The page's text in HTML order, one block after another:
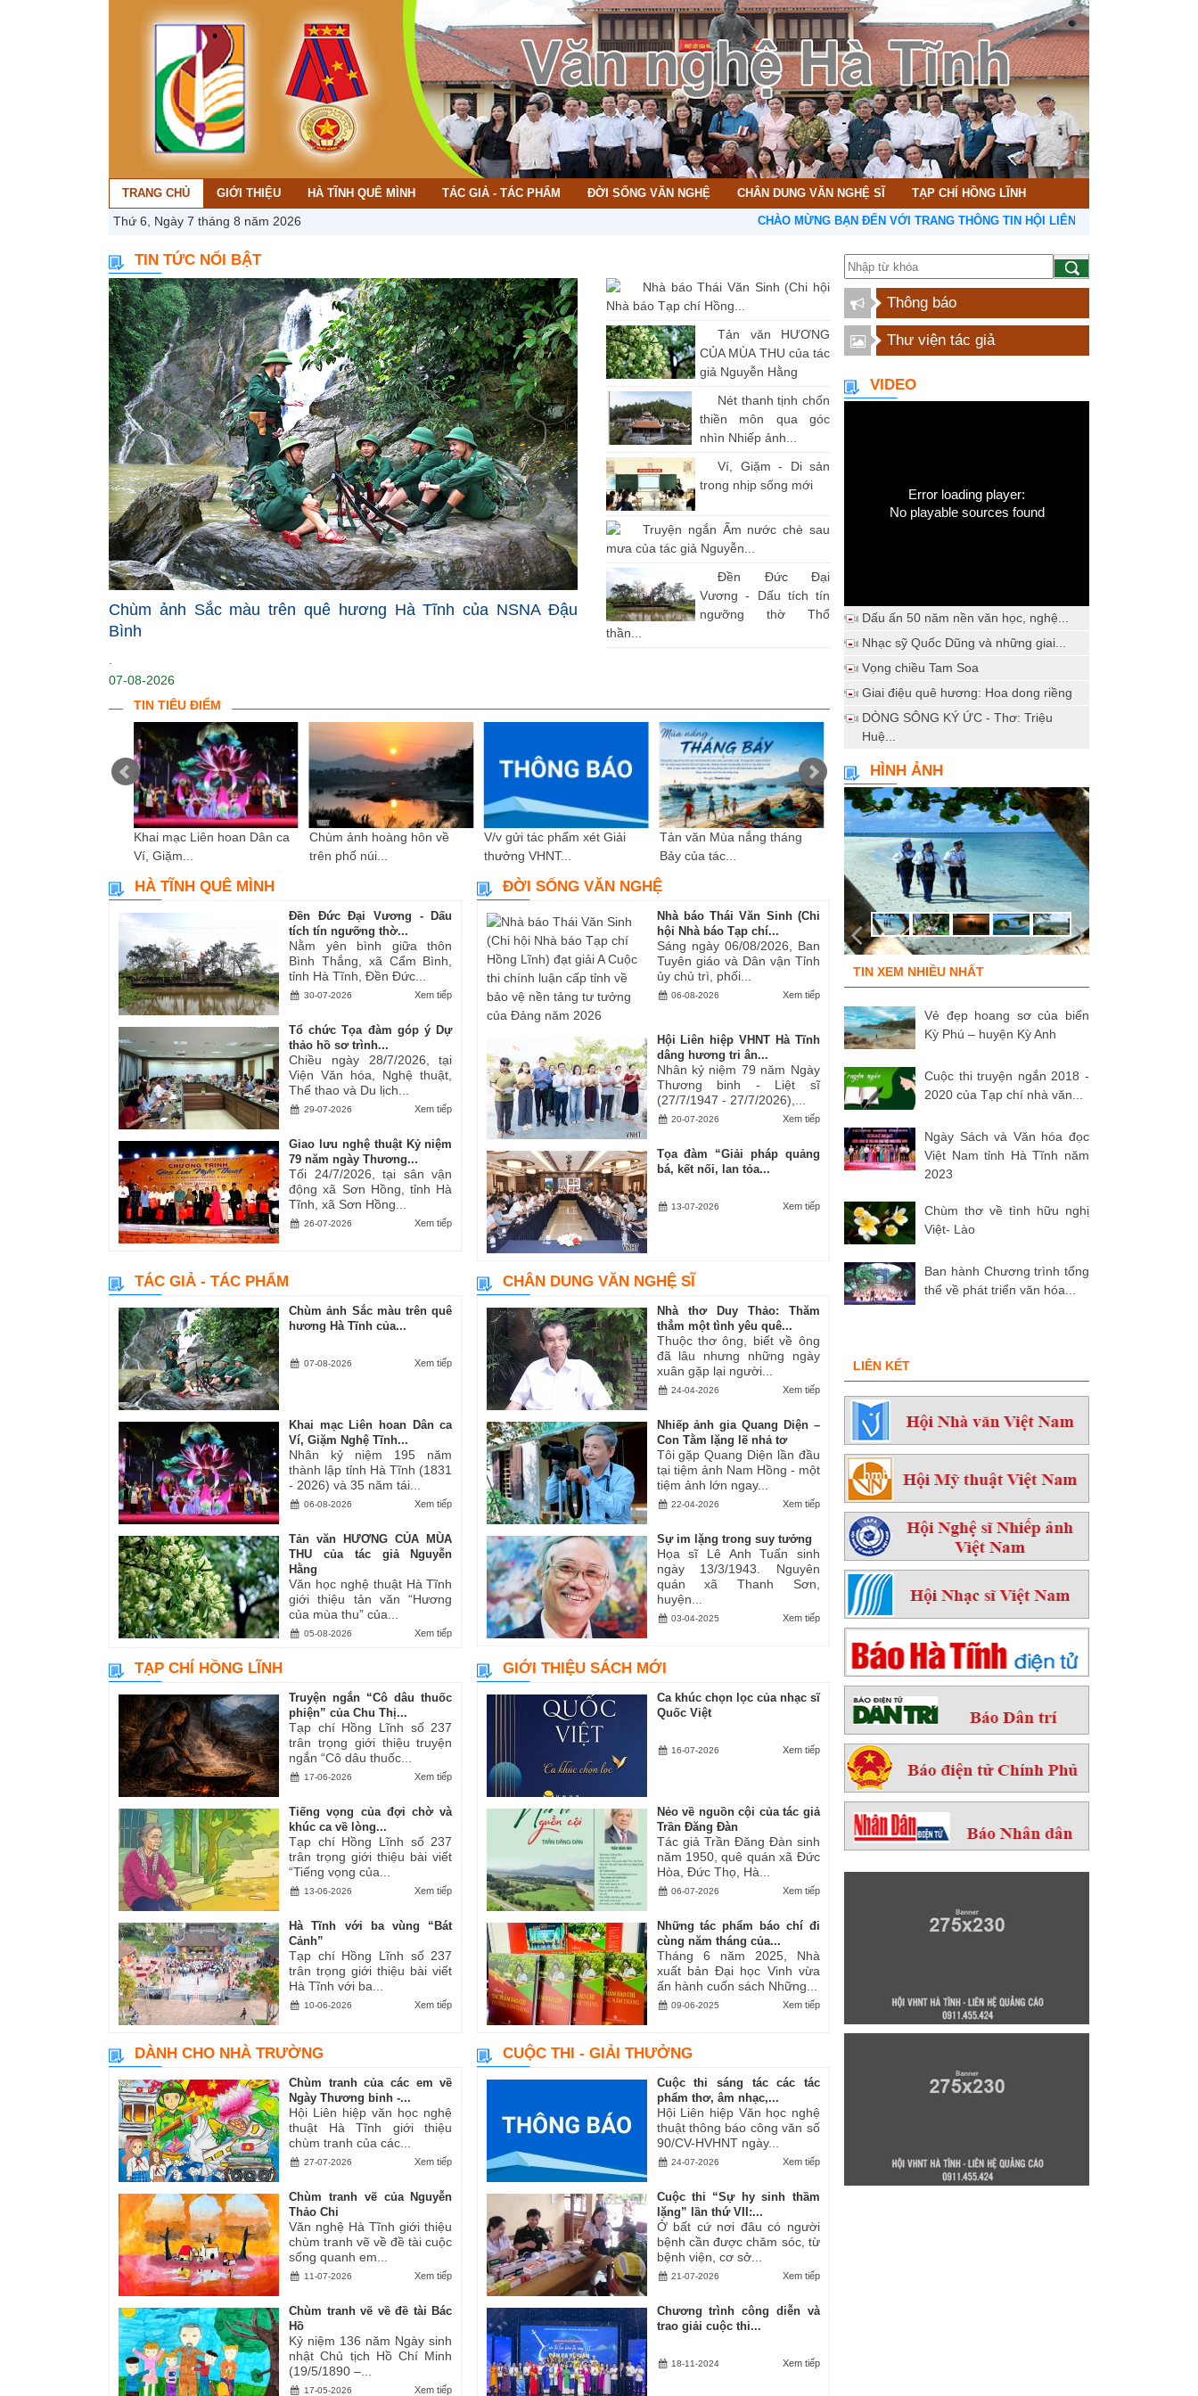
TRANG CHỦ GIỚI THIỆU HÀ TĨNH QUÊ MÌNH TÁC GIẢ - TÁC PHẨM ĐỜI SỐNG VĂN NGHỆ CHÂN DUNG VĂN NGHỆ SĨ TẠP CHÍ HỒNG LĨNH
Thứ 6, Ngày 7 tháng 8 năm 2026 CHÀO MỪNG BẠN ĐẾN VỚI TRANG THÔNG TIN HỘI LIÊN HIỆP VĂN HỌC NGHỆ
TIN TỨC NỔI BẬT
Chùm ảnh Sắc màu trên quê hương Hà Tĩnh của NSNA Đậu
Bình
.
07-08-2026
Nhà báo Thái Văn Sinh (Chi hội
Nhà báo Tạp chí Hồng...
Tản văn HƯƠNG
CỦA MÙA THU của tác
giả Nguyễn Hằng
Nét thanh tịnh chốn
thiền môn qua góc
nhìn Nhiếp ảnh...
Ví, Giặm - Di sản
trong nhịp sống mới
Truyện ngắn Ấm nước chè sau
mưa của tác giả Nguyễn...
Đền Đức Đại
Vương - Dấu tích tín
ngưỡng thờ Thổ
thần...
TIN TIÊU ĐIỂM
Khai mạc Liên hoan Dân ca
Ví, Giặm...
Chùm ảnh hoàng hôn về
trên phố núi...
V/v gửi tác phẩm xét Giải
thưởng VHNT...
Tản văn Mùa nắng tháng
Bảy của tác...
Chùm ảnh “Kéo lưới rùng”
của NSNA...
ĐỒNG ĐỘI ƠI, CÁC ANH ĐÃ
TRỞ VỀ!
HÀ TĨNH QUÊ MÌNH
Đền Đức Đại Vương - Dấu
tích tín ngưỡng thờ...
Nằm yên bình giữa thôn
Bình Thắng, xã Cẩm Bình,
tỉnh Hà Tĩnh, Đền Đức...
Xem tiếp
30-07-2026
Tổ chức Tọa đàm góp ý Dự
thảo hồ sơ trình...
Chiều ngày 28/7/2026, tại
Viện Văn hóa, Nghệ thuật,
Thể thao và Du lịch...
Xem tiếp
29-07-2026
Giao lưu nghệ thuật Kỷ niệm
79 năm ngày Thương...
Tối 24/7/2026, tại sân vận
động xã Sơn Hồng, tỉnh Hà
Tĩnh, xã Sơn Hồng...
Xem tiếp
26-07-2026
ĐỜI SỐNG VĂN NGHỆ
Nhà báo Thái Văn Sinh (Chi
hội Nhà báo Tạp chí...
Sáng ngày 06/08/2026, Ban
Tuyên giáo và Dân vận Tỉnh
ủy chủ trì, phối...
Xem tiếp
06-08-2026
Hội Liên hiệp VHNT Hà Tĩnh
dâng hương tri ân...
Nhân kỷ niệm 79 năm Ngày
Thương binh - Liệt sĩ
(27/7/1947 - 27/7/2026),...
Xem tiếp
20-07-2026
Tọa đàm “Giải pháp quảng
bá, kết nối, lan tỏa...
Xem tiếp
13-07-2026
TÁC GIẢ - TÁC PHẨM
Chùm ảnh Sắc màu trên quê
hương Hà Tĩnh của...
Xem tiếp
07-08-2026
Khai mạc Liên hoan Dân ca
Ví, Giặm Nghệ Tĩnh...
Nhân kỷ niệm 195 năm
thành lập tỉnh Hà Tĩnh (1831
- 2026) và 35 năm tái...
Xem tiếp
06-08-2026
Tản văn HƯƠNG CỦA MÙA
THU của tác giả Nguyễn
Hằng
Văn học nghệ thuật Hà Tĩnh
giới thiệu tản văn “Hương
của mùa thu” của...
Xem tiếp
05-08-2026
CHÂN DUNG VĂN NGHỆ SĨ
Nhà thơ Duy Thảo: Thăm
thẳm một tình yêu quê...
Thuộc thơ ông, biết về ông
đã lâu nhưng những ngày
xuân gặp lại người...
Xem tiếp
24-04-2026
Nhiếp ảnh gia Quang Diện –
Con Tằm lặng lẽ nhả tơ
Tôi gặp Quang Diện lần đầu
tại tiệm ảnh Nam Hồng - một
tiệm ảnh lớn ngay...
Xem tiếp
22-04-2026
Sự im lặng trong suy tưởng
Họa sĩ Lê Anh Tuấn sinh
ngày 13/3/1943. Nguyên
quán xã Thanh Sơn,
huyện...
Xem tiếp
03-04-2025
TẠP CHÍ HỒNG LĨNH
Truyện ngắn “Cô dâu thuốc
phiện” của Chu Thị...
Tạp chí Hồng Lĩnh số 237
trân trọng giới thiệu truyện
ngắn “Cô dâu thuốc...
Xem tiếp
17-06-2026
Tiếng vọng của đợi chờ và
khúc ca về lòng...
Tạp chí Hồng Lĩnh số 237
trân trọng giới thiệu bài viết
“Tiếng vọng của...
Xem tiếp
13-06-2026
Hà Tĩnh với ba vùng “Bát
Cảnh”
Tạp chí Hồng Lĩnh số 237
trân trọng giới thiệu bài viết
Hà Tĩnh với ba...
Xem tiếp
10-06-2026
GIỚI THIỆU SÁCH MỚI
Ca khúc chọn lọc của nhạc sĩ
Quốc Việt
Xem tiếp
16-07-2026
Nẻo về nguồn cội của tác giả
Trần Đăng Đàn
Tác giả Trần Đăng Đàn sinh
năm 1950, quê quán xã Đức
Hòa, Đức Thọ, Hà...
Xem tiếp
06-07-2026
Những tác phẩm báo chí đi
cùng năm tháng của...
Tháng 6 năm 2025, Nhà
xuất bản Đại học Vinh vừa
ấn hành cuốn sách Những...
Xem tiếp
09-06-2025
DÀNH CHO NHÀ TRƯỜNG
Chùm tranh của các em về
Ngày Thương binh -...
Hội Liên hiệp văn học nghệ
thuật Hà Tĩnh giới thiệu
chùm tranh của các...
Xem tiếp
27-07-2026
Chùm tranh vẽ của Nguyễn
Thảo Chi
Văn nghệ Hà Tĩnh giới thiệu
chùm tranh vẽ về đề tài cuộc
sống quanh em...
Xem tiếp
11-07-2026
Chùm tranh vẽ về đề tài Bác
Hồ
Kỷ niệm 136 năm Ngày sinh
nhật Chủ tịch Hồ Chí Minh
(19/5/1890 –...
Xem tiếp
17-05-2026
CUỘC THI - GIẢI THƯỞNG
Cuộc thi sáng tác các tác
phẩm thơ, âm nhạc,...
Hội Liên hiệp Văn học nghệ
thuật thông báo công văn số
90/CV-HVHNT ngày...
Xem tiếp
24-07-2026
Cuộc thi “Sự hy sinh thầm
lặng” lần thứ VII:...
Ở bất cứ nơi đâu có người
bệnh cần được chăm sóc, từ
bệnh viện, cơ sở...
Xem tiếp
21-07-2026
Chương trình công diễn và
trao giải cuộc thi...
Xem tiếp
18-11-2024
Thông báo
Thư viện tác giả
VIDEO
Error loading player:
No playable sources found
Dấu ấn 50 năm nền văn học, nghệ...
Nhạc sỹ Quốc Dũng và những giai...
Vọng chiều Tam Soa
Giai điệu quê hương: Hoa dong riềng
DÒNG SÔNG KÝ ỨC - Thơ: Triệu
Huệ...
HÌNH ẢNH
TIN XEM NHIỀU NHẤT
Vẻ đẹp hoang sơ của biển
Kỳ Phú – huyện Kỳ Anh
Cuộc thi truyện ngắn 2018 -
2020 của Tạp chí nhà văn...
Ngày Sách và Văn hóa đọc
Việt Nam tỉnh Hà Tĩnh năm
2023
Chùm thơ về tình hữu nghị
Việt- Lào
Ban hành Chương trình tổng
thể về phát triển văn hóa...
LIÊN KẾT